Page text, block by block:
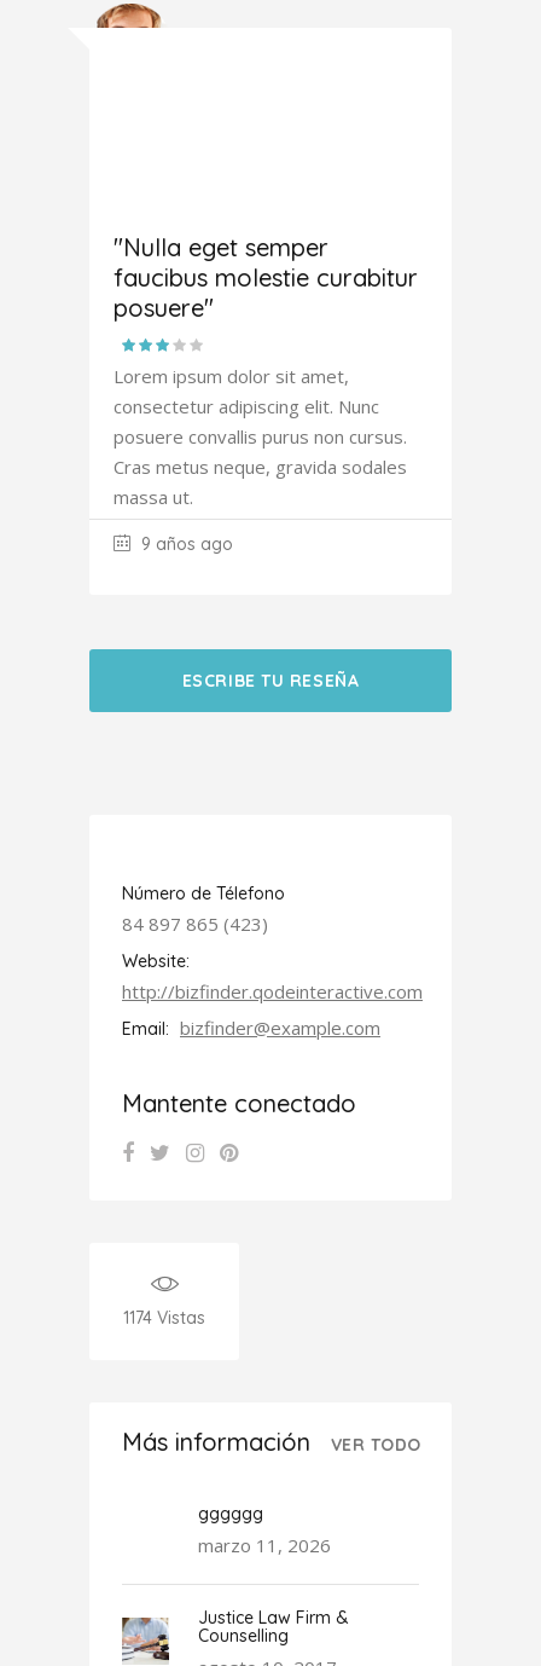
"Nulla eget semper
faucibus molestie curabitur
posuere"
Lorem ipsum dolor sit amet,
consectetur adipiscing elit. Nunc
posuere convallis purus non cursus.
Cras metus neque, gravida sodales
massa ut.
9 años ago
ESCRIBE TU RESEÑA
Número de Télefono
84 897 865 (423)
Website:
http://bizfinder.qodeinteractive.com
Email: bizfinder@example.com
Mantente conectado
1174 Vistas
Más información VER TODO
gggggg
marzo 11, 2026
Justice Law Firm &
Counselling